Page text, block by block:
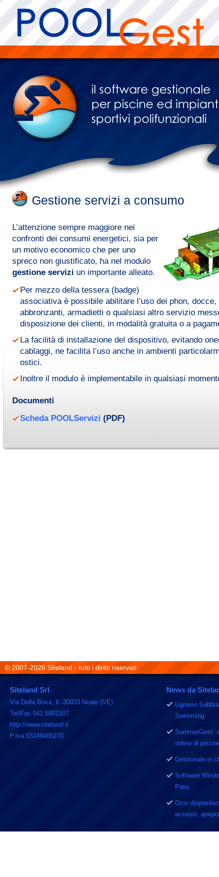
PoolGestGestione
servizi a consumo -
PoolGest
Software Gestionale e Controllo Accessi per
Piscine, Palestre ed Impianti Polisportivi
Gestione servizi a consumo
L’attenzione sempre maggiore nei
confronti dei consumi energetici, sia per
un motivo economico che per uno
spreco non giustificato, ha nel modulo
gestione servizi un importante alleato.
Per mezzo della tessera (badge)
associativa è possibile abilitare l’uso dei phon,
abbronzanti, armadietti o qualsiasi altro servizio
disposizione dei clienti, in modalità gratuita o a
La facilità di installazione del dispositivo, evitando
cablaggi, ne facilita l’uso anche in ambienti
ostici.
Inoltre il modulo è implementabile in qualsiasi
Documenti
Scheda POOLServizi (PDF)
© 2007-2026 Siteland - tutti i diritti riservati
Siteland Srl
Via Della Bova, 6 -30033 Noale (VE)
Tel/Fax 041.5802107
http://www.siteland.it
P.Iva 03249400270
News da
Lignano
Swimming
SummerGest:
online di
Gestionale in
Software
Pass
Ocio
accessi,